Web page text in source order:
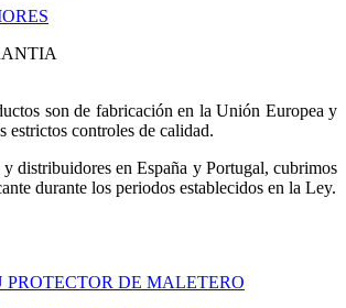
son de fabricación en la Unión Europea y
estrictos controles de calidad.
distribuidores en España y Portugal, cubrimos
durante los periodos establecidos en la Ley.